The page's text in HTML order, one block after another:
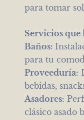
para tomar
Servicios que
Baños:
para tu
Proveeduría:
bebidas,
Asadores:
clásico asado